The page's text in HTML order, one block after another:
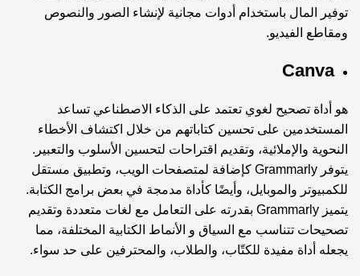
توفير المال باستخدام أدوات مجانية لإنشاء الصور والنصوص
ومقاطع الفيديو.
Canva
هو أداة تصحيح لغوي تعتمد على الذكاء الاصطناعي تساعد
المستخدمين على تحسين كتاباتهم من خلال اكتشاف الأخطاء
النحوية والإملائية، وتقديم اقتراحات لتحسين الأسلوب والتعبير.
يتوفر Grammarly كإضافة لمتصفحات الويب، وتطبيق مستقل
للكمبيوتر والموبايل، وأيضًا كأداة مدمجة في بعض برامج الكتابة.
يتميز Grammarly بقدرته على التعامل مع لغات متعددة وتقديم
تصحيحات تتناسب مع السياق و الأنماط الكتابية المختلفة، مما
يجعله أداة مفيدة للكتّاب، والطلاب، والمحترفين على حد سواء.